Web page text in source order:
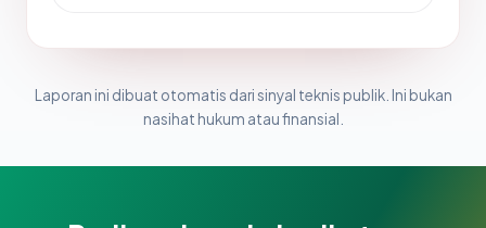
Laporan ini dibuat otomatis dari sinyal teknis publik. Ini bukan
nasihat hukum atau finansial.